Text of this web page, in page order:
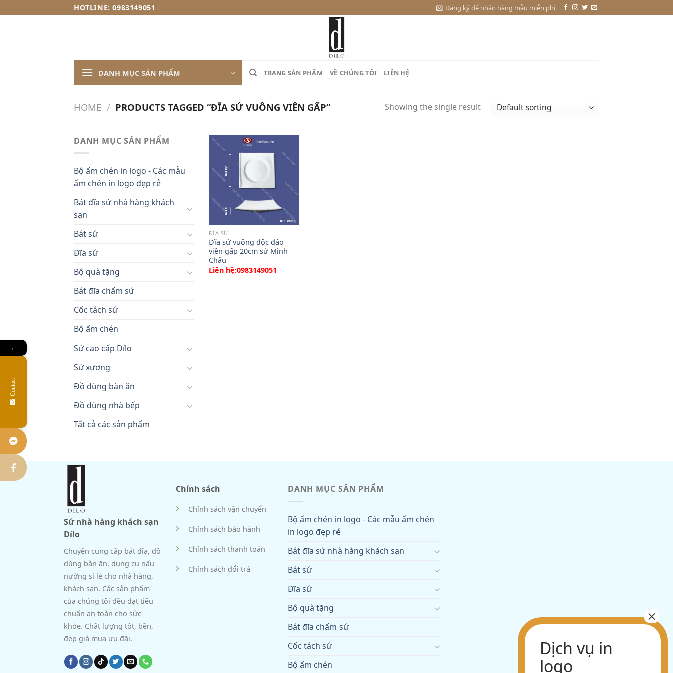
to
HOTLINE: 0983149051 Đăng ký để nhận hàng mẫu miễn phí
DANH MỤC SẢN PHẨM TRANG SẢN PHẨM VỀ CHÚNG TÔI LIÊN HỆ
HOME / PRODUCTS TAGGED “ĐĨA SỨ VUÔNG VIÊN GẤP” Showing the single result
DANH MỤC SẢN PHẨM
Bộ ấm chén in logo - Các mẫu
ấm chén in logo đẹp rẻ
Bát đĩa sứ nhà hàng khách
sạn
Bát sứ
Đĩa sứ
Bộ quà tặng
Bát đĩa chấm sứ
Cốc tách sứ
Bộ ấm chén
Sứ cao cấp Dílo
Sứ xương
Đồ dùng bàn ăn
Đồ dùng nhà bếp
Tất cả các sản phẩm
ĐĨA SỨ
Đĩa sứ vuông độc đáo
viền gấp 20cm sứ Minh
Châu
Liên hệ:0983149051
Sứ nhà hàng khách sạn
Dílo
Chuyên cung cấp bát đĩa, đồ
dùng bàn ăn, dụng cụ nấu
nướng sỉ lẻ cho nhà hàng,
khách sạn. Các sản phẩm
của chúng tôi đều đạt tiêu
chuẩn an toàn cho sức
khỏe. Chất lượng tôt, bền,
đẹp giá mua ưu đãi.
Chính sách
Chính sách vận chuyển
Chính sách bảo hành
Chính sách thanh toán
Chính sách đổi trả
DANH MỤC SẢN PHẨM
Bộ ấm chén in logo - Các mẫu ấm chén
in logo đẹp rẻ
Bát đĩa sứ nhà hàng khách sạn
Bát sứ
Đĩa sứ
Bộ quà tặng
Bát đĩa chấm sứ
Cốc tách sứ
Bộ ấm chén
←
Contact